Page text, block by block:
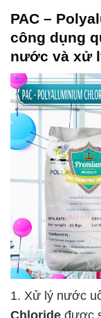
PAC –
công dụng
nước và xử
1. Xử lý nước
Chloride được